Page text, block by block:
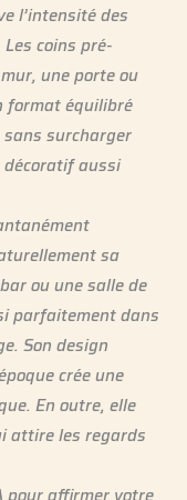
l’intensité des
coins pré-
une porte ou
format équilibré
surcharger
décoratif aussi
sa
ou une salle de
parfaitement dans
Son design
crée une
En outre, elle
attire les regards
pour affirmer votre